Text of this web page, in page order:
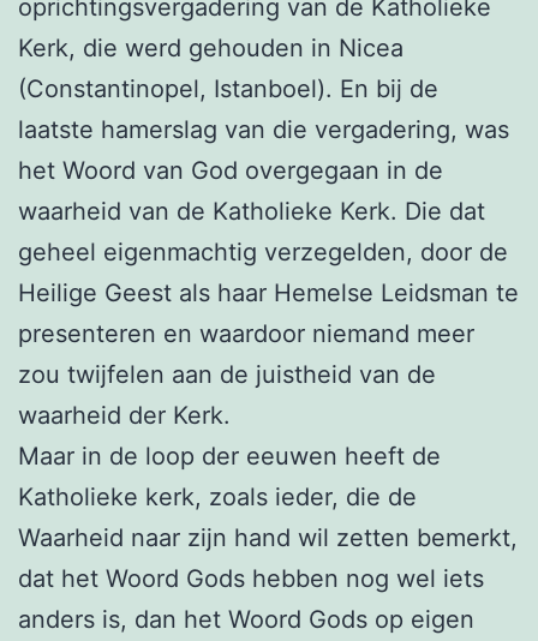
oprichtingsvergadering van de Katholieke
Kerk, die werd gehouden in Nicea
(Constantinopel, Istanboel). En bij de
laatste hamerslag van die vergadering, was
het Woord van God overgegaan in de
waarheid van de Katholieke Kerk. Die dat
geheel eigenmachtig verzegelden, door de
Heilige Geest als haar Hemelse Leidsman te
presenteren en waardoor niemand meer
zou twijfelen aan de juistheid van de
waarheid der Kerk.
Maar in de loop der eeuwen heeft de
Katholieke kerk, zoals ieder, die de
Waarheid naar zijn hand wil zetten bemerkt,
dat het Woord Gods hebben nog wel iets
anders is, dan het Woord Gods op eigen